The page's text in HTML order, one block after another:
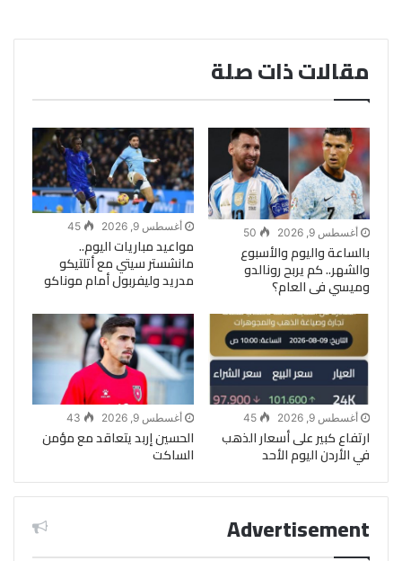
مقالات ذات صلة
أغسطس 9, 2026 50
بالساعة واليوم والأسبوع
والشهر.. كم يربح رونالدو
وميسي فى العام؟
أغسطس 9, 2026 45
مواعيد مباريات اليوم..
مانشستر سيتي مع أتلتيكو
مدريد وليفربول أمام موناكو
أغسطس 9, 2026 45
ارتفاع كبير على أسعار الذهب
في الأردن اليوم الأحد
أغسطس 9, 2026 43
الحسين إربد يتعاقد مع مؤمن
الساكت
Advertisement